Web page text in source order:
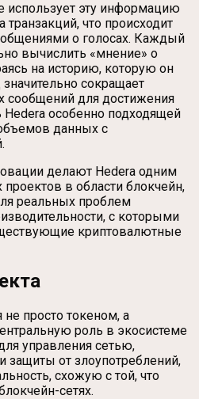
использует эту информацию
что происходит
о голосах. Каждый
вычислить «мнение» о
на историю, которую он
сокращает
сообщений для достижения
Hedera особенно подходящей
данных с
делают Hedera одним
в области блокчейн,
реальных проблем
с которыми
криптовалютные
просто токеном, а
роль в экосистеме
управления сетью,
защиты от злоупотреблений,
схожую с той, что
сетях.